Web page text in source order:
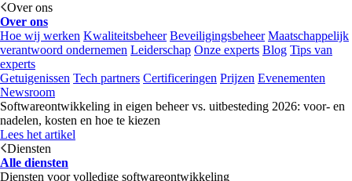
Over ons
Over ons
Hoe wij werken Kwaliteitsbeheer Beveiligingsbeheer Maatschappelijk
verantwoord ondernemen Leiderschap Onze experts Blog Tips van
experts
Getuigenissen Tech partners Certificeringen Prijzen Evenementen
Newsroom
Softwareontwikkeling in eigen beheer vs. uitbesteding 2026: voor- en
nadelen, kosten en hoe te kiezen
Lees het artikel
Diensten
Alle diensten
Diensten voor volledige softwareontwikkeling